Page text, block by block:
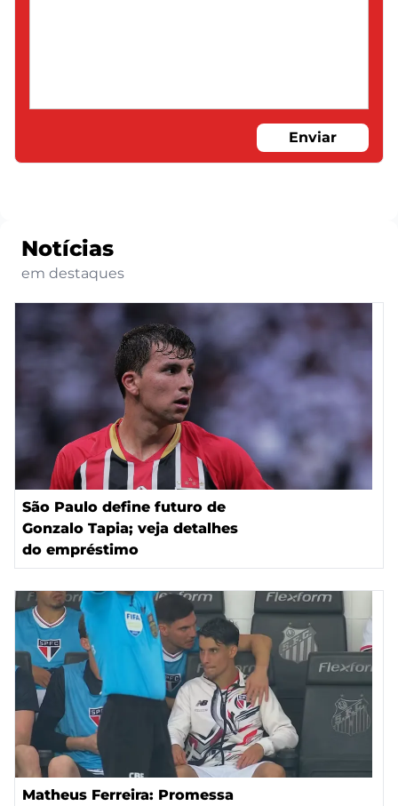
Enviar
Notícias
em destaques
São Paulo define futuro de
Gonzalo Tapia; veja detalhes
do empréstimo
Matheus Ferreira: Promessa